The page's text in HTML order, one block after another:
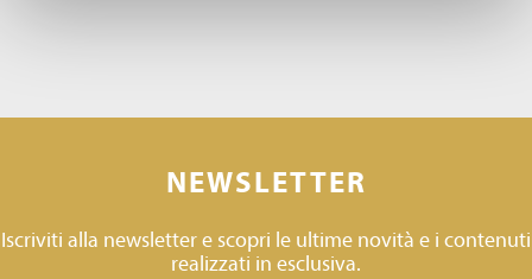
NEWSLETTER
Iscriviti alla newsletter e scopri le ultime novità e i contenuti
realizzati in esclusiva.